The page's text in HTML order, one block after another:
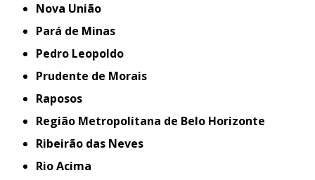
Nova União
Pará de Minas
Pedro Leopoldo
Prudente de Morais
Raposos
Região Metropolitana de Belo Horizonte
Ribeirão das Neves
Rio Acima